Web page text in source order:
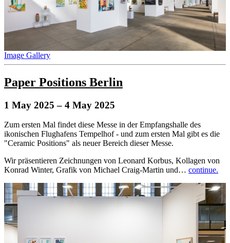
Image Gallery
Paper Positions Berlin
1 May 2025 – 4 May 2025
Zum ersten Mal findet diese Messe in der Empfangshalle des
ikonischen Flughafens Tempelhof - und zum ersten Mal gibt es die
"Ceramic Positions" als neuer Bereich dieser Messe.
Wir präsentieren Zeichnungen von Leonard Korbus, Kollagen von
Konrad Winter, Grafik von Michael Craig-Martin und… continue.